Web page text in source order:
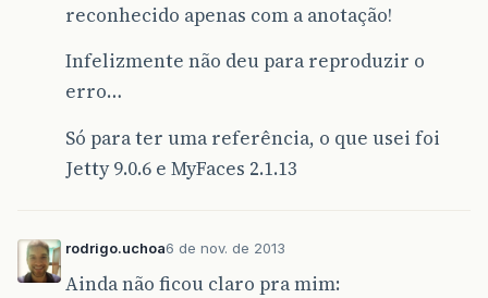
reconhecido apenas com a anotação!
Infelizmente não deu para reproduzir o
erro…
Só para ter uma referência, o que usei foi
Jetty 9.0.6 e MyFaces 2.1.13
rodrigo.uchoa6 de nov. de 2013
Ainda não ficou claro pra mim: